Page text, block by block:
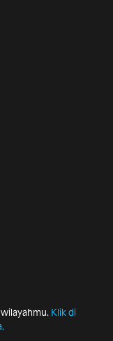
Klik di